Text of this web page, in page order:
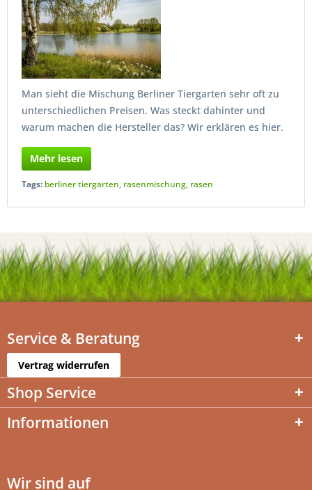
Man sieht die Mischung Berliner Tiergarten sehr oft zu
unterschiedlichen Preisen. Was steckt dahinter und
warum machen die Hersteller das? Wir erklären es hier.
Mehr lesen
Tags: berliner tiergarten, rasenmischung, rasen
Service & Beratung
Vertrag widerrufen
Shop Service
Informationen
Wir sind auf